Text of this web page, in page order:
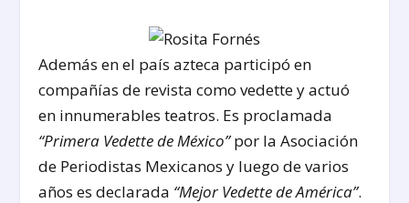
Además en el país azteca participó en
compañías de revista como vedette y actuó
en innumerables teatros. Es proclamada
“Primera Vedette de México”por la Asociación
de Periodistas Mexicanos y luego de varios
años es declarada “Mejor Vedette de América”.